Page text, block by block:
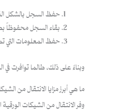
حفظ السجل بالشكل
بقاء السجل محفوظاً
حفظ المعلومات التي
وبناءً على ذلك، طالما توافرت في
ما هي أبرز مزايا الانتقال من
وفر الانتقال من الشيكات